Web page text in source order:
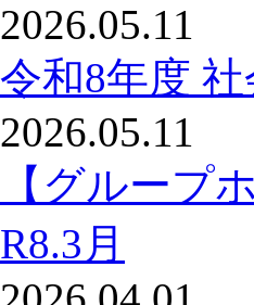
2026.05.11
令和8年度
2026.05.11
【グループ
R8.3月